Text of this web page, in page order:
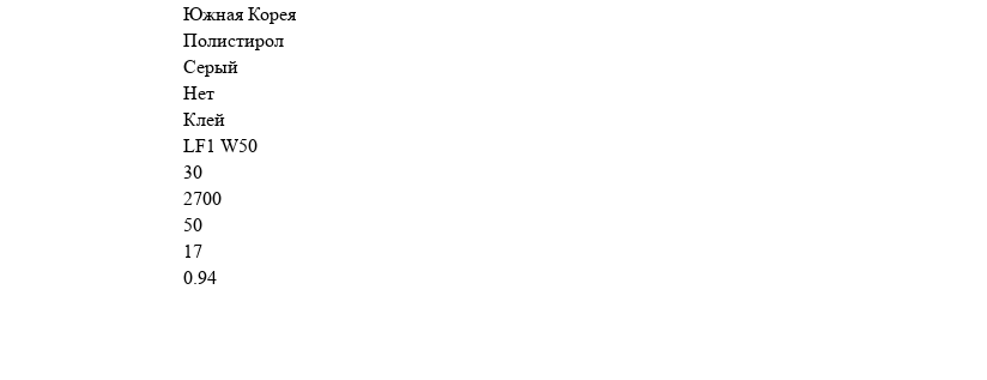
Южная Корея
Полистирол
Серый
Нет
Клей
LF1 W50
30
2700
50
17
0.94